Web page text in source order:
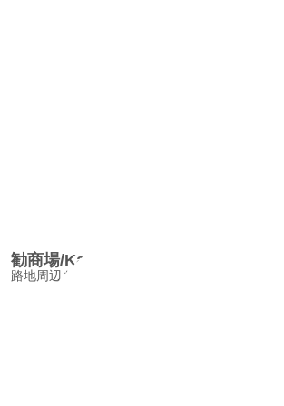
勧商場/KanshobaAlley
路地周辺を勧商場と呼んでいたが、いつの間にか